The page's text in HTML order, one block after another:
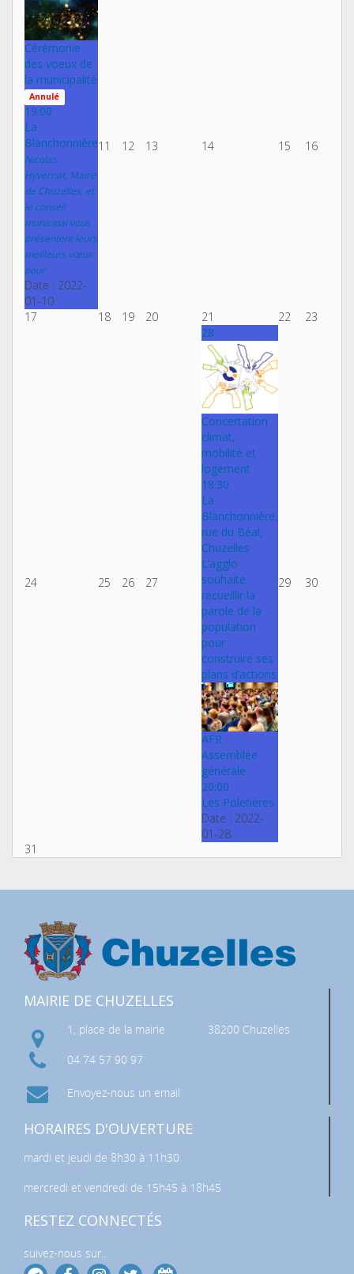
Cérémonie
des voeux de
la municipalité
Annulé
19:00
La
Blanchonnière
Nicolas
Hyvernat, Maire
de Chuzelles, et
le conseil
municipal vous
présentent leurs
meilleurs vœux
pour
Date : 2022-
01-10
11 12 13 14 15 16
17 18 19 20 21 22 23
24 25 26 27
28
Concertation
climat,
mobilité et
logement
18:30
La
Blanchonnière,
rue du Béal,
Chuzelles
L’agglo
souhaite
recueillir la
parole de la
population
pour
construire ses
plans d’actions
AFR :
Assemblée
générale
20:00
Les Poletières
Date : 2022-
01-28
29 30
31
MAIRIE DE CHUZELLES
1, place de la mairie
38200 Chuzelles
04 74 57 90 97
Envoyez-nous un email
HORAIRES D'OUVERTURE
mardi et jeudi de 8h30 à 11h30
mercredi et vendredi de 15h45 à 18h45
RESTEZ CONNECTÉS
suivez-nous sur...